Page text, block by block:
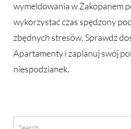
wymeldowania w Zakopanem
wykorzystać czas spędzony
zbędnych stresów. Sprawdź
Apartamenty i zaplanuj swój
niespodzianek.